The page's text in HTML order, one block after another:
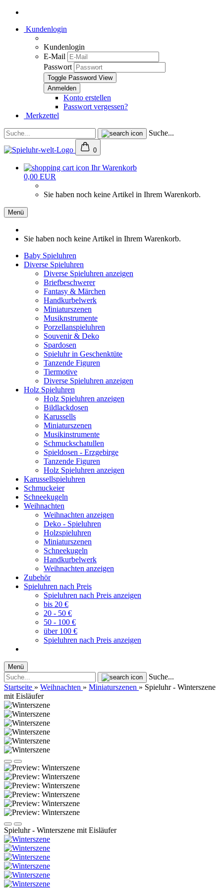
Kundenlogin
Kundenlogin
E-Mail
Passwort
Toggle Password View
Konto erstellen
Passwort vergessen?
Merkzettel
Suche...
0
Ihr Warenkorb
0,00 EUR
Sie haben noch keine Artikel in Ihrem Warenkorb.
Menü
Sie haben noch keine Artikel in Ihrem Warenkorb.
Baby Spieluhren
Diverse Spieluhren
Diverse Spieluhren anzeigen
Briefbeschwerer
Fantasy & Märchen
Handkurbelwerk
Miniaturszenen
Musiknstrumente
Porzellanspieluhren
Souvenir & Deko
Spardosen
Spieluhr in Geschenktüte
Tanzende Figuren
Tiermotive
Diverse Spieluhren anzeigen
Holz Spieluhren
Holz Spieluhren anzeigen
Bildlackdosen
Karussells
Miniaturszenen
Musikinstrumente
Schmuckschatullen
Spieldosen - Erzgebirge
Tanzende Figuren
Holz Spieluhren anzeigen
Karussellspieluhren
Schmuckeier
Schneekugeln
Weihnachten
Weihnachten anzeigen
Deko - Spieluhren
Holzspieluhren
Miniaturszenen
Schneekugeln
Handkurbelwerk
Weihnachten anzeigen
Zubehör
Spieluhren nach Preis
Spieluhren nach Preis anzeigen
bis 20 €
20 - 50 €
50 - 100 €
über 100 €
Spieluhren nach Preis anzeigen
Menü
Suche...
Startseite » Weihnachten » Miniaturszenen » Spieluhr - Winterszene
mit Eisläufer
Spieluhr - Winterszene mit Eisläufer